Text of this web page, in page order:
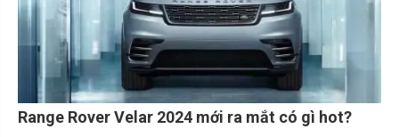
Range Rover Velar 2024 mới ra mắt có gì hot?